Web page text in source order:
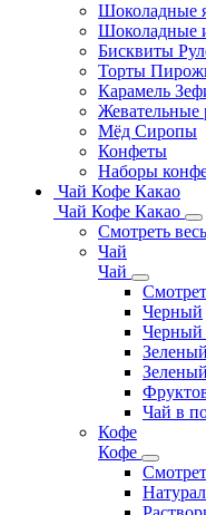
Шоколадные
Шоколадные
Бисквиты
Торты
Карамель
Жевательные
Мёд Сиропы
Конфеты
Наборы
Чай Кофе Какао
Чай Кофе Какао
Смотреть
Чай
Чай
Черный
Черный
Зеленый
Чай в
Кофе
Кофе